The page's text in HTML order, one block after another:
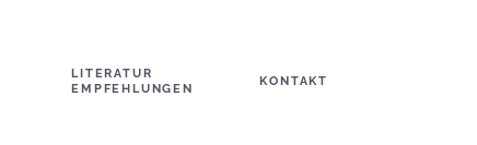
LITERATUR
EMPFEHLUNGEN
KONTAKT